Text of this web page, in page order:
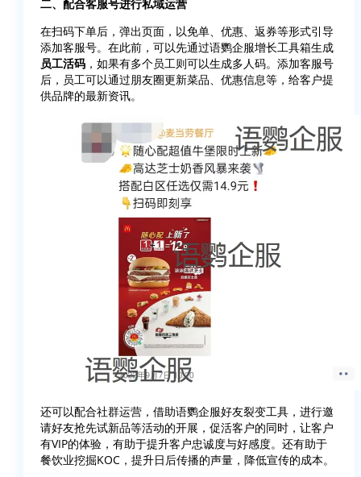
二、配合客服号进行私域运营
在扫码下单后，弹出页面，以免单、优惠、返券等形式引导
添加客服号。在此前，可以先通过语鹦企服增长工具箱生成
员工活码 ，如果有多个员工则可以生成多人码。添加客服号
后，员工可以通过朋友圈更新菜品、优惠信息等，给客户提
供品牌的最新资讯。
还可以配合社群运营，借助语鹦企服好友裂变工具，进行邀
请好友抢先试新品等活动的开展，促活客户的同时，让客户
有VIP的体验，有助于提升客户忠诚度与好感度。还有助于
餐饮业挖掘KOC，提升日后传播的声量，降低宣传的成本。